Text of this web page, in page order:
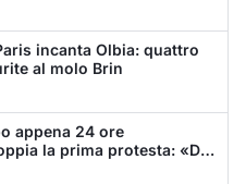
incanta Olbia: quattro
al molo Brin
appena 24 ore
la prima protesta: «Da
svoltiamo per Olbia?»